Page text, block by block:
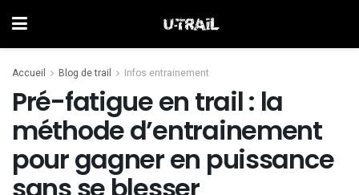
Accueil Blog de trail Infos entrainement
Pré-fatigue en trail : la
méthode d’entrainement
pour gagner en puissance